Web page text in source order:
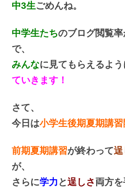
中3生ごめんね。
中学生たちのブログ閲覧率
で、
みんなに見てもらえるよう
ていきます！
さて、
今日は小学生後期夏期講習
前期夏期講習が終わって逞
が、
さらに学力 と逞しさ両方